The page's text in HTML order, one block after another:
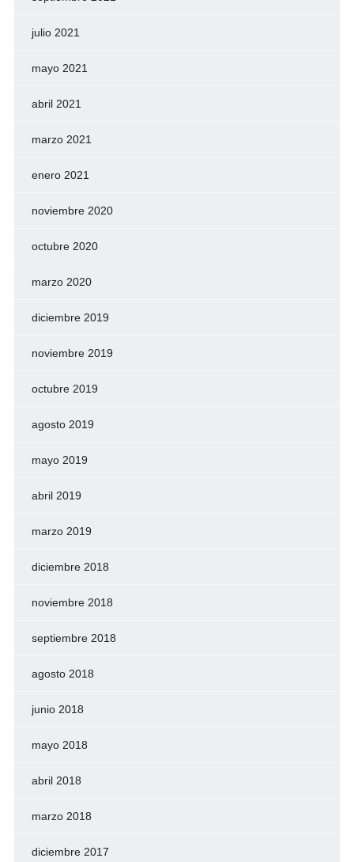
julio 2021
mayo 2021
abril 2021
marzo 2021
enero 2021
noviembre 2020
octubre 2020
marzo 2020
diciembre 2019
noviembre 2019
octubre 2019
agosto 2019
mayo 2019
abril 2019
marzo 2019
diciembre 2018
noviembre 2018
septiembre 2018
agosto 2018
junio 2018
mayo 2018
abril 2018
marzo 2018
diciembre 2017